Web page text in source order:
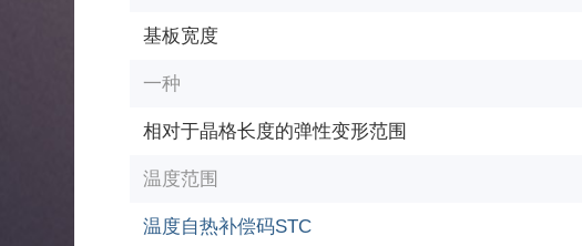
基板宽度
一种
相对于晶格长度的弹性变形范围
温度范围
温度自热补偿码STC